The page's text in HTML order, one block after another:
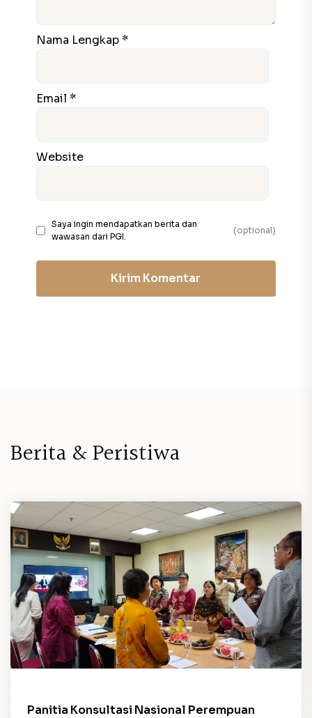
Nama Lengkap *
Email *
Website
Saya ingin mendapatkan berita dan
wawasan dari PGI.
(optional)
Kirim Komentar
Berita&Peristiwa
Panitia Konsultasi Nasional Perempuan